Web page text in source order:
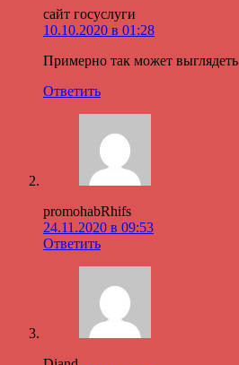
сайт госуслуги
10.10.2020 в 01:28
Примерно так может выглядеть
Ответить
promohabRhifs
24.11.2020 в 09:53
Ответить